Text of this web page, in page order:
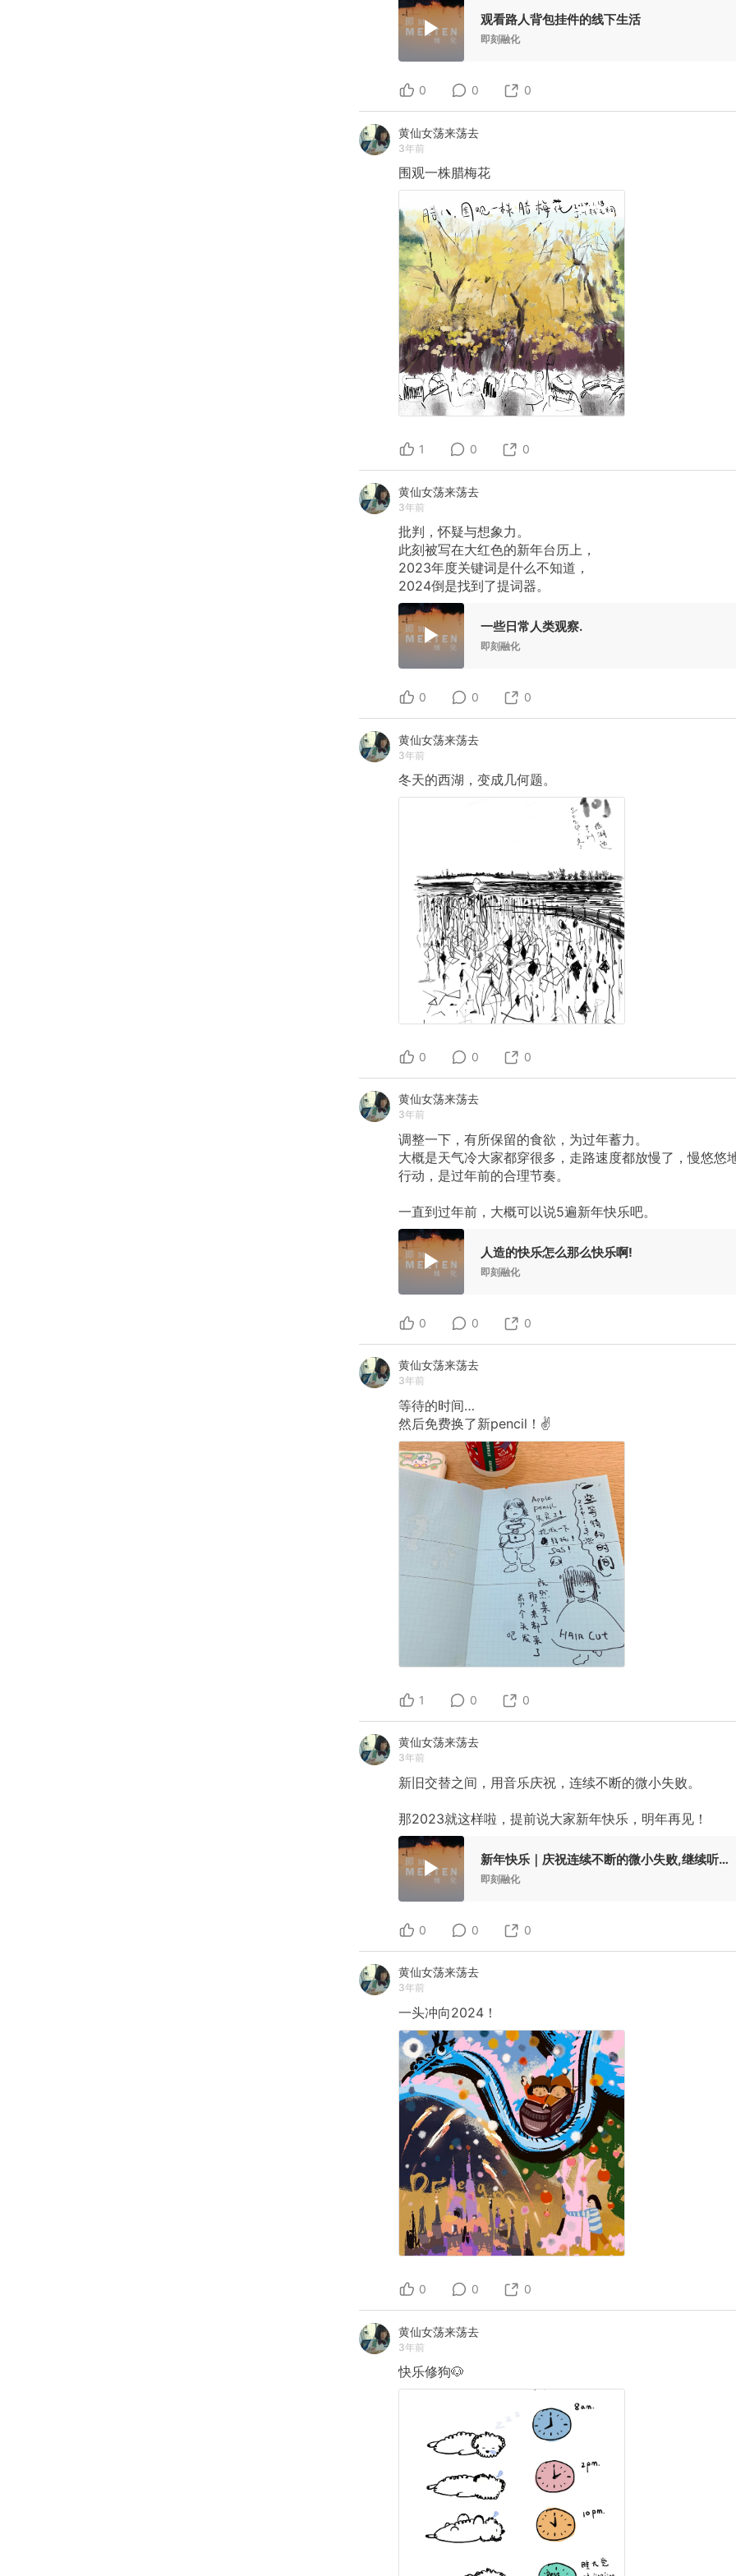
观看路人背包挂件的线下生活
即刻融化
0 0 0
黄仙女荡来荡去
3年前
围观一株腊梅花
1 0 0
黄仙女荡来荡去
3年前
批判，怀疑与想象力。
此刻被写在大红色的新年台历上，
2023年度关键词是什么不知道，
2024倒是找到了提词器。
一些日常人类观察.
即刻融化
0 0 0
黄仙女荡来荡去
3年前
冬天的西湖，变成几何题。
0 0 0
黄仙女荡来荡去
3年前
调整一下，有所保留的食欲，为过年蓄力。
大概是天气冷大家都穿很多，走路速度都放慢了，慢悠悠
行动，是过年前的合理节奏。
一直到过年前，大概可以说5遍新年快乐吧。
人造的快乐怎么那么快乐啊!
即刻融化
0 0 0
黄仙女荡来荡去
3年前
等待的时间…
然后免费换了新pencil！✌️
1 0 0
黄仙女荡来荡去
3年前
新旧交替之间，用音乐庆祝，连续不断的微小失败。
那2023就这样啦，提前说大家新年快乐，明年再见！
新年快乐｜庆祝连续不断的微小失败,继续听歌
即刻融化
0 0 0
黄仙女荡来荡去
3年前
一头冲向2024！
0 0 0
黄仙女荡来荡去
3年前
快乐修狗🐶